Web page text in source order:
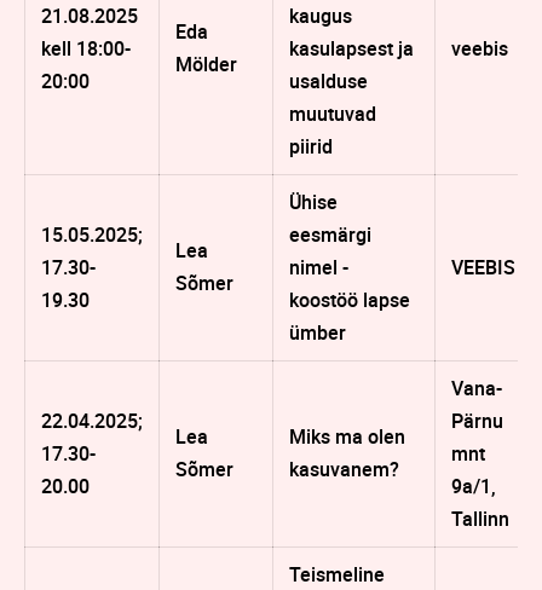
21.08.2025
kell 18:00-
20:00
Eda
Mölder
kaugus
kasulapsest ja
usalduse
muutuvad
piirid
veebis
15.05.2025;
17.30-
19.30
Lea
Sõmer
Ühise
eesmärgi
nimel -
koostöö lapse
ümber
VEEBIS
22.04.2025;
17.30-
20.00
Lea
Sõmer
Miks ma olen
kasuvanem?
Vana-
Pärnu
mnt
9a/1,
Tallinn
Teismeline